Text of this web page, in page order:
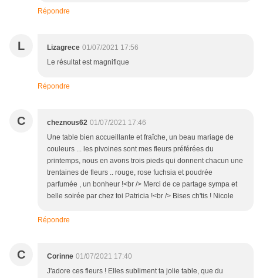
Répondre
L Lizagrece 01/07/2021 17:56
Le résultat est magnifique
Répondre
C cheznous62 01/07/2021 17:46
Une table bien accueillante et fraîche, un beau mariage de
couleurs ... les pivoines sont mes fleurs préférées du
printemps, nous en avons trois pieds qui donnent chacun une
trentaines de fleurs .. rouge, rose fuchsia et poudrée
parfumée , un bonheur !<br /> Merci de ce partage sympa et
belle soirée par chez toi Patricia !<br /> Bises ch'tis ! Nicole
Répondre
C Corinne 01/07/2021 17:40
J'adore ces fleurs ! Elles subliment ta jolie table, que du